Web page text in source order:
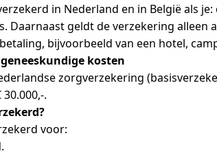
in Nederland en in België als
Daarnaast geldt de verzekering alleen
bijvoorbeeld van een hotel,
kosten
zorgverzekering
.
voor: